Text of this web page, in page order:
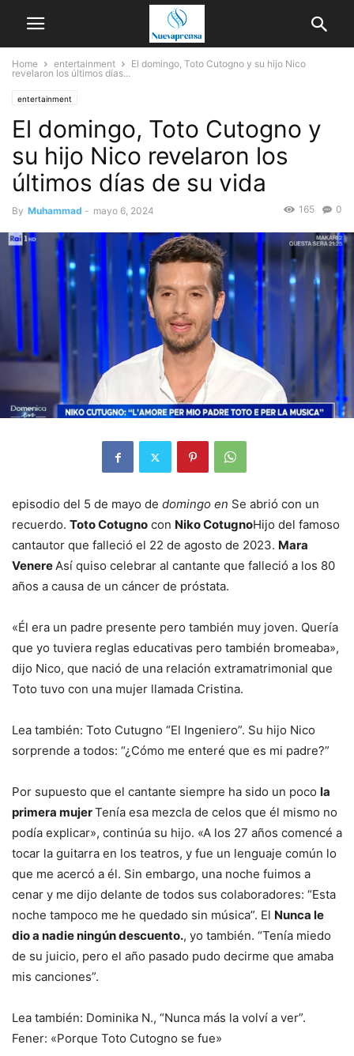
Home entertainment
El domingo, Toto Cutogno y su hijo Nico
revelaron los últimos días...
entertainment
El domingo, Toto Cutogno y
su hijo Nico revelaron los
últimos días de su vida
By Muhammad - mayo 6, 2024 0
165
episodio del 5 de mayo de domingo en Se abrió con un
recuerdo. Toto Cotugno con Niko CotugnoHijo del famoso
cantautor que falleció el 22 de agosto de 2023. Mara
VenereAsí quiso celebrar al cantante que falleció a los 80
años a causa de un cáncer de próstata.
«Él era un padre presente pero también muy joven. Quería
que yo tuviera reglas educativas pero también bromeaba»,
dijo Nico, que nació de una relación extramatrimonial que
Toto tuvo con una mujer llamada Cristina.
Lea también: Toto Cutugno “El Ingeniero”. Su hijo Nico
sorprende a todos: “¿Cómo me enteré que es mi padre?”
Por supuesto que el cantante siempre ha sido un poco la
primera mujerTenía esa mezcla de celos que él mismo no
podía explicar», continúa su hijo. «A los 27 años comencé a
tocar la guitarra en los teatros, y fue un lenguaje común lo
que me acercó a él. Sin embargo, una noche fuimos a
cenar y me dijo delante de todos sus colaboradores: “Esta
noche tampoco me he quedado sin música”. El Nunca le
dio a nadie ningún descuento., yo también. “Tenía miedo
de su juicio, pero el año pasado pudo decirme que amaba
mis canciones”.
Lea también: Dominika N., “Nunca más la volví a ver”.
Fener: «Porque Toto Cutogno se fue»